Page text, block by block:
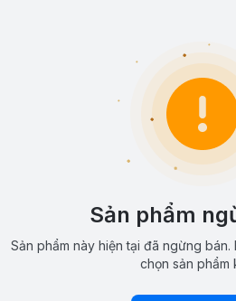
Sản phẩm
Sản phẩm này hiện tại đã ngừng
chọn sản phẩm